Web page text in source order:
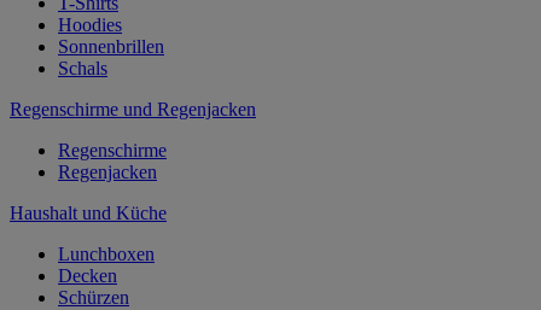
Hoodies
Sonnenbrillen
Schals
Regenschirme und Regenjacken
Regenschirme
Regenjacken
Haushalt und Küche
Lunchboxen
Decken
Schürzen